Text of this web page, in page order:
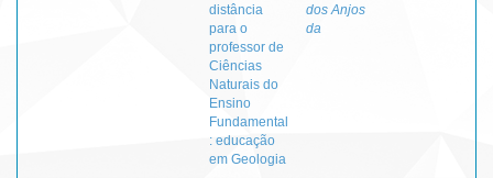
distância
para o
professor de
Ciências
Naturais do
Ensino
Fundamental
: educação
em Geologia
dos Anjos
da